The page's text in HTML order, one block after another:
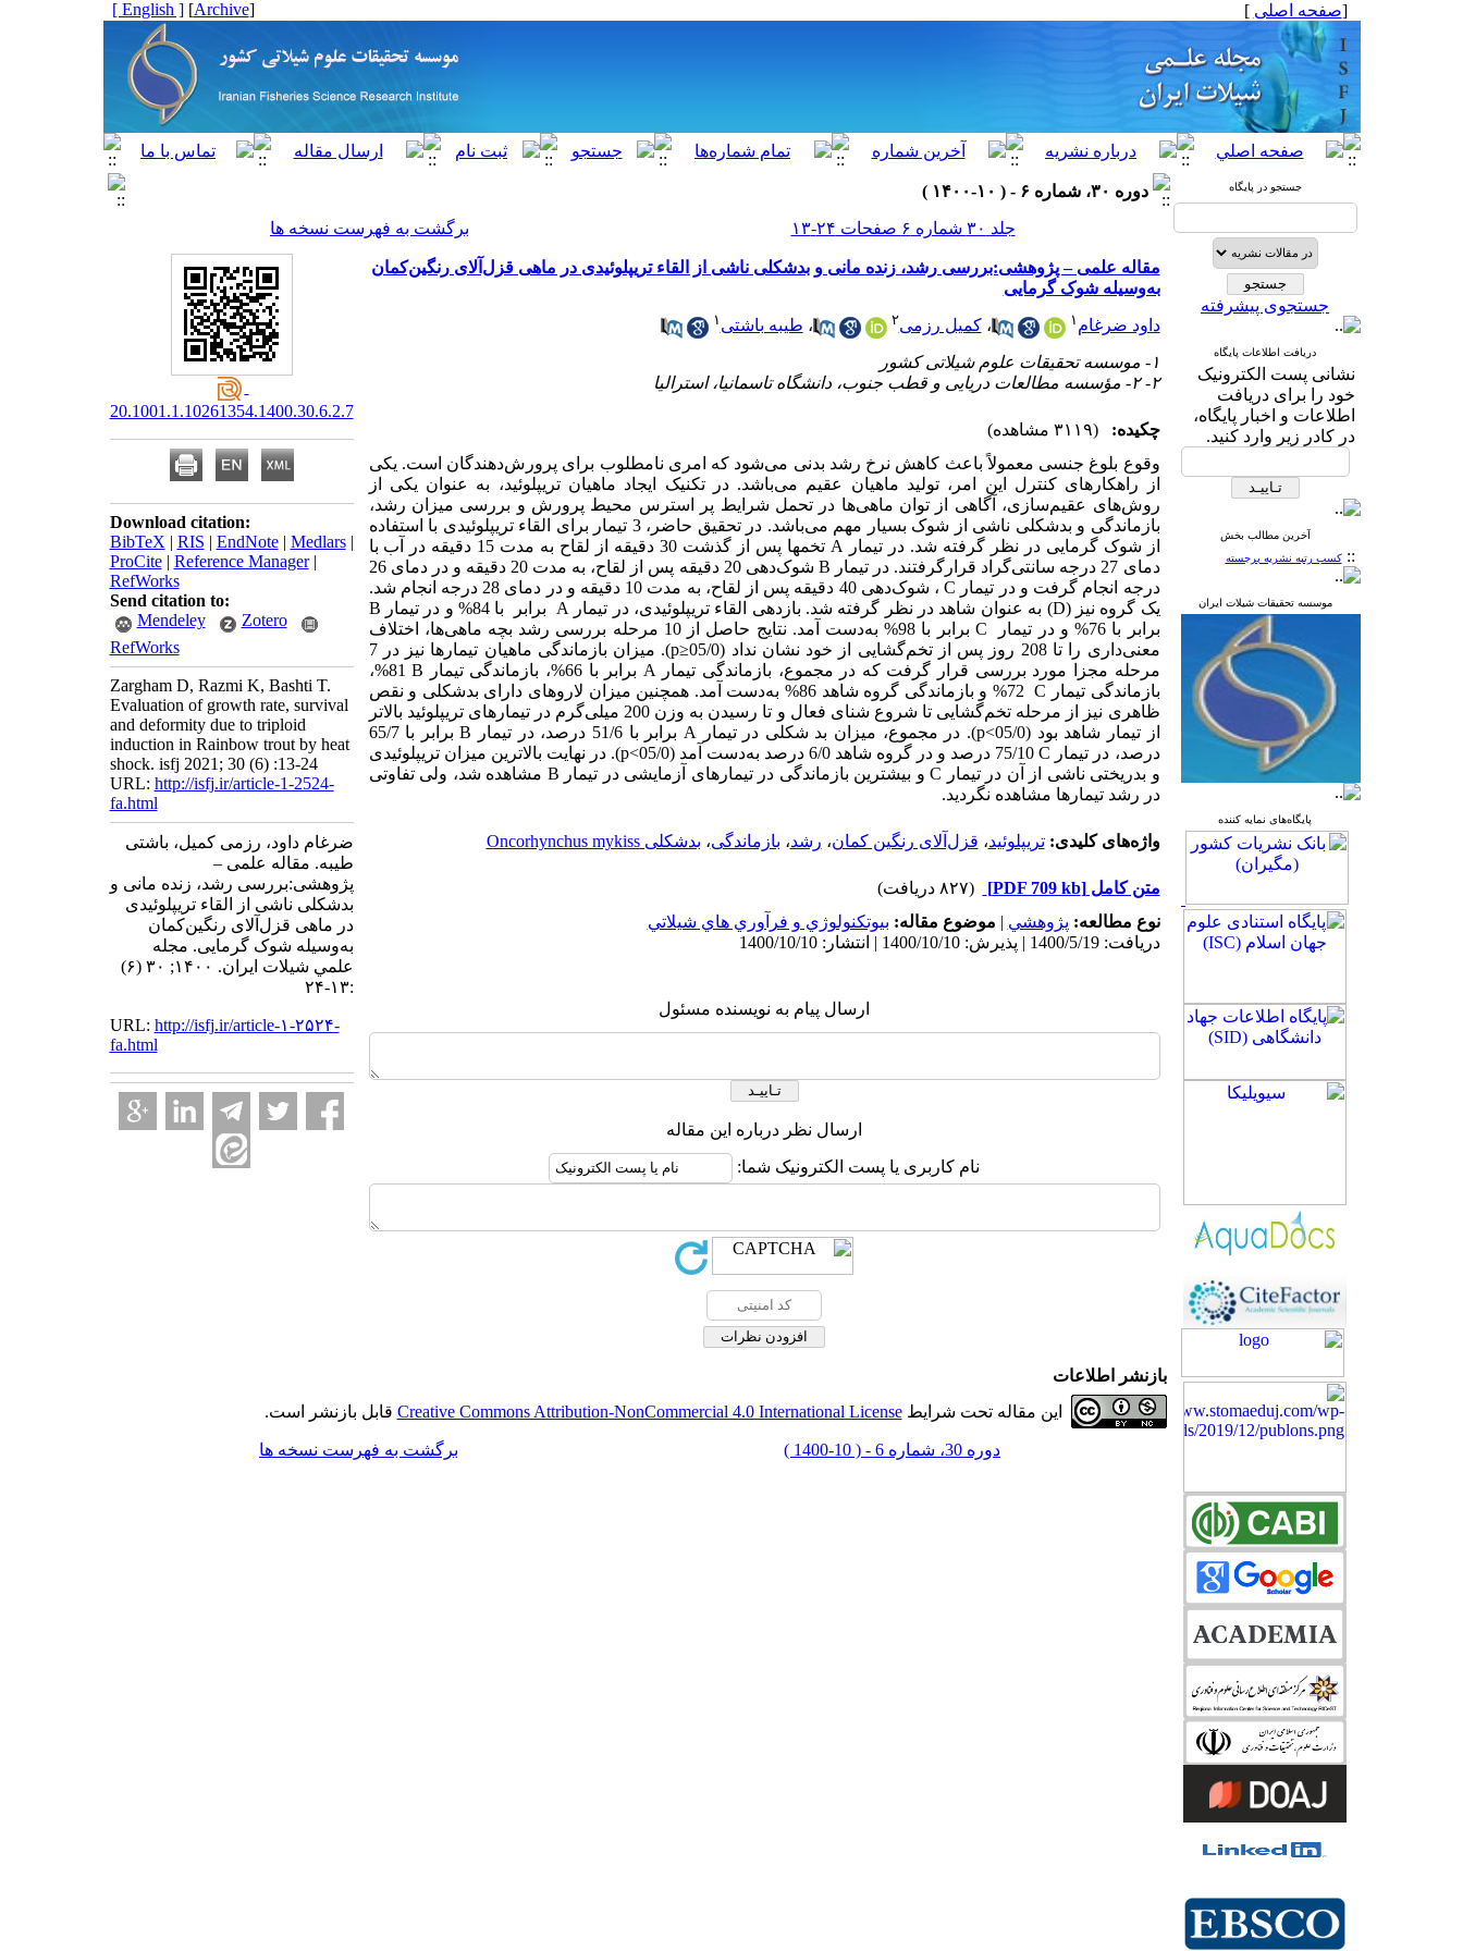
[صفحه اصلی ]
[
Archive
]
[ English ]
جستجو در پایگاه
جستجوی پیشرفته
دریافت اطلاعات پایگاه
نشانی پست الکترونیک
خود را برای دریافت
اطلاعات و اخبار پایگاه،
در کادر زیر وارد کنید.
آخرین مطالب بخش
::کسب رتبه نشریه برجسته
موسسه تحقیقات شیلات ایران
پایگاه‌های نمایه کننده
دوره ۳۰، شماره ۶ - ( ۱۰-۱۴۰۰ )
جلد ۳۰ شماره ۶ صفحات ۲۴-۱۳
برگشت به فهرست نسخه ها
مقاله علمی – پژوهشی:‌بررسی رشد، زنده مانی و بد‌شکلی ناشی از القاء تریپلوئیدی در ماهی قزل‌آلای رنگین‌کمان
به‌وسیله شوک گرمایی
داود ضرغام ۱ ،کمیل رزمی۲ ، طیبه باشتی ۱
۱- موسسه تحقیقات علوم شیلاتی کشور
۲- ۲- مؤسسه مطالعات دریایی و قطب جنوب، دانشگاه تاسمانیا، استرالیا
چکیده:
(۳۱۱۹ مشاهده)
وقوع بلوغ جنسی معمولاً باعث کاهش نرخ رشد بدنی می‌‌شود که امری نامطلوب برای پرورش‌‌دهندگان است. یکی
از راهکارهای کنترل این امر، تولید ماهیان عقیم می‌باشد. در تکنیک ایجاد ماهیان تریپلوئید، به عنوان یکی از
روش‌های عقیم‌سازی، آگاهی از توان ماهی‌ها در تحمل شرایط پر استرس محیط پرورش و بررسی میزان رشد،
بازماندگی و بد‌شکلی ناشی از شوک بسیار مهم می‌‌باشد. در تحقیق حاضر، 3 تیمار برای القاء تریپلوئیدی با استفاده
از شوک گرمایی در نظر گرفته شد. در تیمار
A
تخمها پس از گذشت 30 دقیقه از لقاح به مدت 15 دقیقه در آب با
دمای 27 درجه سانتی‌گراد قرارگرفتند. در تیمار
B
شوک‌دهی 20 دقیقه پس از لقاح، به مدت 20 دقیقه و در دمای 26
درجه انجام گرفت و در تیمار C
، شوک‌دهی 40 دقیقه پس از لقاح، به مدت 10 دقیقه و در دمای 28 درجه انجام شد.
یک گروه نیز(D) به عنوان شاهد در نظر گرفته شد. بازدهی القاء تریپلوئیدی، در تیمار A برابر با 84% و در تیمار
B
برابر با 76% و در تیمار
C
برابر با 98% به‌دست آمد. نتایج حاصل از 10 مرحله بررسی رشد بچه ماهی‌ها، اختلاف
معنی‌داری را تا 208 روز پس از تخم‌گشایی از خود نشان نداد
(05/0
≤
p
)
. میزان بازماندگی ماهیان تیمارها نیز در 7
مرحله مجزا مورد بررسی قرار گرفت که در مجموع، بازماندگی تیمار
A برابر با 66%، بازماندگی تیمار B
81%،
بازماندگی تیمار C72% و بازماندگی گروه شاهد 86% به‌دست آمد.
همچنین میزان لاروهای دارای بد‌شکلی و نقص
ظاهری نیز
از مرحله تخم‌گشایی تا شروع شنای فعال و تا رسیدن به وزن 200 میلی‌گرم در تیمارهای تریپلوئید بالاتر
از تیمار شاهد بود (05/0>
p
)
. در مجموع، میزان بد شکلی در تیمار A برابر با 51/6 درصد، در تیمار B
برابر با 65/7
درصد، در تیمار C75/10 درصد و در گروه شاهد 6/0 درصد به‌دست آمد (05/0>
p
). در نهایت بالاترین میزان تریپلوئیدی
و بد‌ریختی ناشی از آن در تیمار C و بیشترین بازماندگی در تیمارهای آزمایشی در تیمار B مشاهده شد، ولی تفاوتی
در رشد تیمارها مشاهده نگردید.
واژه‌های کلیدی:تریپلوئید، قزل‌آلای رنگین کمان، رشد، بازماندگی، بد‌شکلی Oncorhynchus mykiss
متن کامل[PDF 709 kb]
(۸۲۷ دریافت)
نوع مطالعه: پژوهشي | موضوع مقاله: بيوتكنولوژي و فرآوري هاي شيلاتي
دریافت: 1400/5/19 | پذیرش: 1400/10/10 | انتشار: 1400/10/10
ارسال پیام به نویسنده مسئول
ارسال نظر درباره این مقاله
نام کاربری یا پست الکترونیک شما:
20.1001.1.10261354.1400.30.6.2.7
Download citation:
BibTeX | RIS | EndNote| Medlars|
ProCite| Reference Manager|
RefWorks
Send citation to:
Mendeley
Zotero
RefWorks
Zargham D, Razmi K, Bashti T.
Evaluation of growth rate, survival
and deformity due to triploid
induction in Rainbow trout by heat
shock. isfj 2021; 30 (6) :13-24
URL: http://isfj.ir/article-1-2524-
fa.html
ضرغام داود، رزمی کمیل، باشتی
طیبه. مقاله علمی –
پژوهشی:‌بررسی رشد، زنده مانی و
بد‌شکلی ناشی از القاء تریپلوئیدی
در ماهی قزل‌آلای رنگین‌کمان
به‌وسیله شوک گرمایی. مجله
علمي شيلات ايران. ۱۴۰۰; ۳۰ (۶)
:۱۳-۲۴
URL: http://isfj.ir/article-۱-۲۵۲۴-
fa.html
بازنشر اطلاعات
این مقاله تحت شرایطCreative Commons Attribution-NonCommercial 4.0 International License قابل بازنشر است.
دوره 30، شماره 6 - ( 10-1400 ) برگشت به فهرست نسخه ها